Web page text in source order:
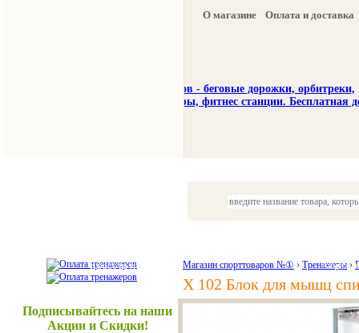
О магазине Оплата и доставка
Красота и здоровье Акции и
Подписывайтесь на наши
Акции и Скидки!
Магазин спорттоваров №① › Тренажеры ›
X 102 Блок для мышц